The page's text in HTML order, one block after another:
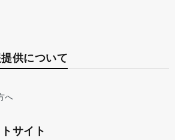
供について
へ
サイト